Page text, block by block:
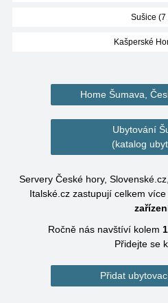
Sušice (7
Kašperské
Home Šumava,
Ubytování
(katalog
Servery České hory,
Italské.cz zastupují celkem více
Ročně nás navštíví kolem
Přidejte se
Přidat